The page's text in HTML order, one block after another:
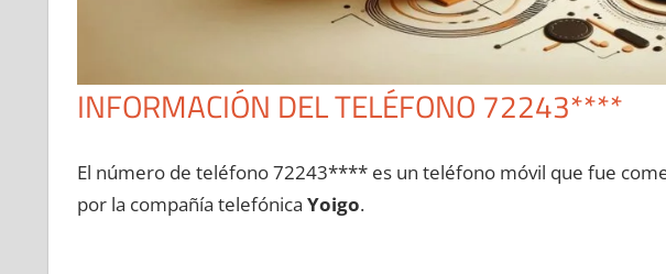
INFORMACIÓN DEL TELÉFONO 72243****
El número dе teléfono 72243**** es un teléfono móvil quе fue
pοr la compañía telefónica Yoigo.